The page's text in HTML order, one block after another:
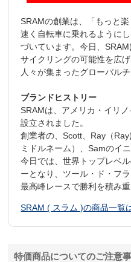
SRAMの創業は、「もっと
速く自転車に乗れるように
づいています。今日、
サイクリングの可能性を広
人々が集まったグローバル
ブランドヒストリー
SRAMは、アメリカ・イリ
設立されました。
創業者の、Scott、Ray（
ミドルネーム）、Samのイ
今日では、世界トップレベ
ーとなり、ツール・ド・フ
最高峰レースで勝利を積み重
SRAM ( スラム )の商品一覧
特価商品についてのご注意